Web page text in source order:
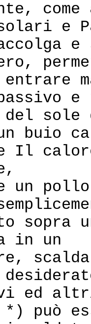
e
e
del sole
buio
Il
un
sopra
in un
ed
può